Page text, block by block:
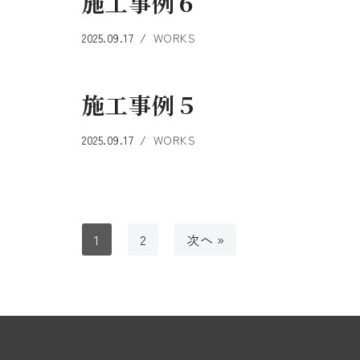
2025.09.17 WORKS
施工事例５
2025.09.17 WORKS
1 2 次へ »